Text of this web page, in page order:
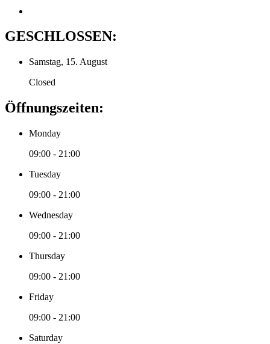
GESCHLOSSEN:
Samstag, 15. August
Closed
Öffnungszeiten:
Monday
09:00 - 21:00
Tuesday
09:00 - 21:00
Wednesday
09:00 - 21:00
Thursday
09:00 - 21:00
Friday
09:00 - 21:00
Saturday